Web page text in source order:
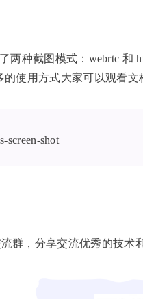
两种截图模式：webrtc 和
的使用方式大家可以观看文
screen-shot
群，分享交流优秀的技术